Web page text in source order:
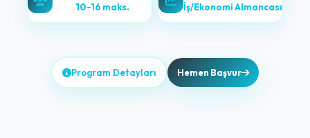
10-16 maks. İş/Ekonomi Almancası
Program Detayları Hemen Başvur